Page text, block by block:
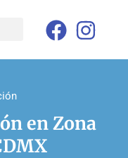
en Zona